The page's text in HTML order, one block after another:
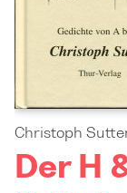
Christoph
Der H